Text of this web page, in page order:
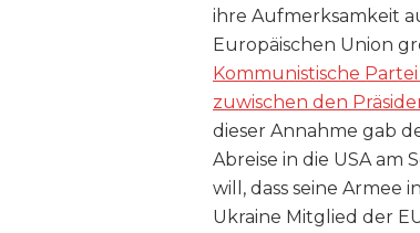
ihre Aufmerksamkeit
Europäischen Union
Kommunistische
zuwischen den
dieser Annahme gab
Abreise in die USA am
will, dass seine Armee
Ukraine Mitglied der